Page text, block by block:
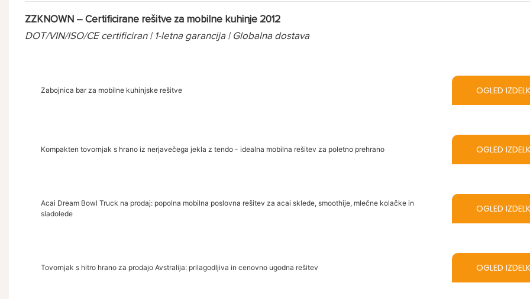
ZZKNOWN – Certificirane rešitve za mobilne kuhinje 2012
DOT/VIN/ISO/CE certificiran | 1-letna garancija | Globalna dostava
Zabojnica bar za mobilne kuhinjske rešitve OGLED
Kompakten tovornjak s hrano iz nerjavečega jekla z tendo - idealna mobilna rešitev za poletno prehrano OGLED
Acai Dream Bowl Truck na prodaj: popolna mobilna poslovna rešitev za acai sklede, smoothije, mlečne kolačke in
sladolede
OGLED
Tovornjak s hitro hrano za prodajo Avstralija: prilagodljiva in cenovno ugodna rešitev OGLED